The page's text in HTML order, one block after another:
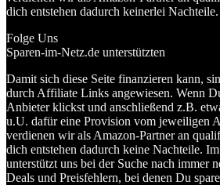
dich entstehen dadurch keinerlei Nachteile.
Folge Uns
Sparen-im-Netz.de unterstützten
Damit sich diese Seite finanzieren kann,
durch Affiliate Links angewiesen. Wenn
Anbieter klickst und anschließend z.B.
u.U. dafür eine Provision vom jeweiligen
verdienen wir als Amazon-Partner an
dich entstehen dadurch keine Nachteile.
unterstützt uns bei der Suche nach immer
Deals und Preisfehlern, bei denen Du